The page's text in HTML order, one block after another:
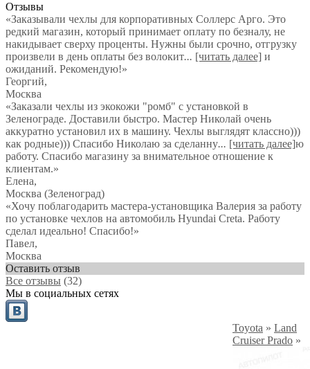
Отзывы
«Заказывали чехлы для корпоративных Соллерс Арго. Это
редкий магазин, который принимает оплату по безналу, не
накидывает сверху проценты. Нужны были срочно, отгрузку
произвели в день оплаты без волокит... [читать далее] и
ожиданий. Рекомендую!»
Георгий,
Москва
«Заказали чехлы из экокожи "ромб" с установкой в
Зеленограде. Доставили быстро. Мастер Николай очень
аккуратно установил их в машину. Чехлы выглядят классно)))
как родные))) Спасибо Николаю за сделанну... [читать далее]ю
работу. Спасибо магазину за внимательное отношение к
клиентам.»
Елена,
Москва (Зеленоград)
«Хочу поблагодарить мастера-установщика Валерия за работу
по установке чехлов на автомобиль Hyundai Creta. Работу
сделал идеально! Спасибо!»
Павел,
Москва
Оставить отзыв
Все отзывы (32)
Мы в социальных сетях
Toyota » Land
Cruiser Prado »